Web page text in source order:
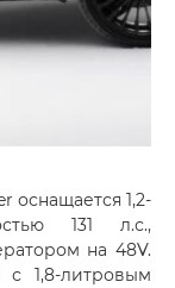
оснащается 1,2-
131 л.с.,
на 48V.
с 1,8-литровым